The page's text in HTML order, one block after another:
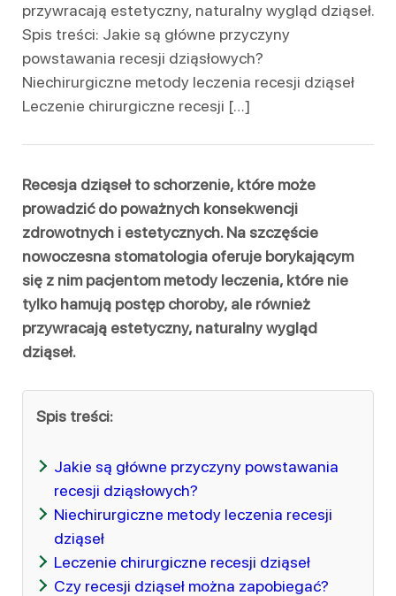
przywracają estetyczny, naturalny wygląd dziąseł.
Spis treści: Jakie są główne przyczyny
powstawania recesji dziąsłowych?
Niechirurgiczne metody leczenia recesji dziąseł
Leczenie chirurgiczne recesji […]
Recesja dziąseł to schorzenie, które może
prowadzić do poważnych konsekwencji
zdrowotnych i estetycznych. Na szczęście
nowoczesna stomatologia oferuje borykającym
się z nim pacjentom metody leczenia, które nie
tylko hamują postęp choroby, ale również
przywracają estetyczny, naturalny wygląd
dziąseł.
Spis treści:
Jakie są główne przyczyny powstawania
recesji dziąsłowych?
Niechirurgiczne metody leczenia recesji
dziąseł
Leczenie chirurgiczne recesji dziąseł
Czy recesji dziąseł można zapobiegać?